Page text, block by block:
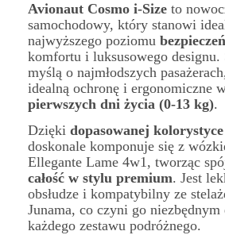
Avionaut Cosmo i-Size to
samochodowy, który stanowi
najwyższego poziomu
komfortu i luksusowego designu.
myślą o najmłodszych
idealną ochronę i ergonomiczne
pierwszych dni życia (0-13 kg).
Dzięki dopasowanej kolorystyce
doskonale komponuje się z
Ellegante Lame 4w1, tworząc
całość w stylu premium. Jest
obsłudze i kompatybilny ze
Junama, co czyni go niezbędnym
każdego zestawu podróżnego.